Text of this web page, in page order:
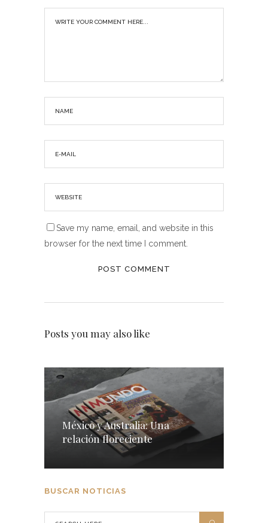
Save my name, email, and website in this
browser for the next time I comment.
Posts you may also like
México y Australia: Una
relación floreciente
BUSCAR NOTICIAS